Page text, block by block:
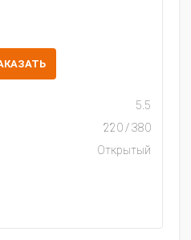
5.5
220 / 380
Открытый